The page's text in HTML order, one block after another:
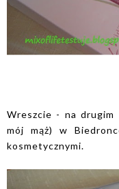
Wreszcie - na drugim
mój mąż) w
kosmetycznymi.